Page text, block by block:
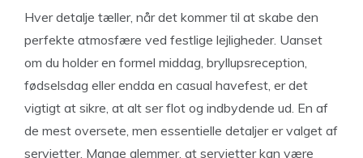
Hver detalje tæller, når det kommer til at skabe den
perfekte atmosfære ved festlige lejligheder. Uanset
om du holder en formel middag, bryllupsreception,
fødselsdag eller endda en casual havefest, er det
vigtigt at sikre, at alt ser flot og indbydende ud. En af
de mest oversete, men essentielle detaljer er valget af
servietter. Mange glemmer, at servietter kan være